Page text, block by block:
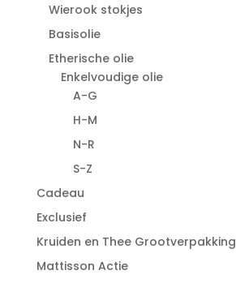
Wierook stokjes
Basisolie
Etherische olie
Enkelvoudige olie
A-G
H-M
N-R
S-Z
Cadeau
Exclusief
Kruiden en Thee Grootverpakking
Mattisson Actie